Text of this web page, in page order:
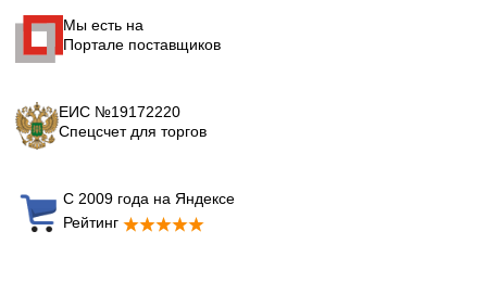
Мы есть на
Портале поставщиков
ЕИС №19172220
Спецсчет для торгов
С 2009 года на Яндексе
Рейтинг